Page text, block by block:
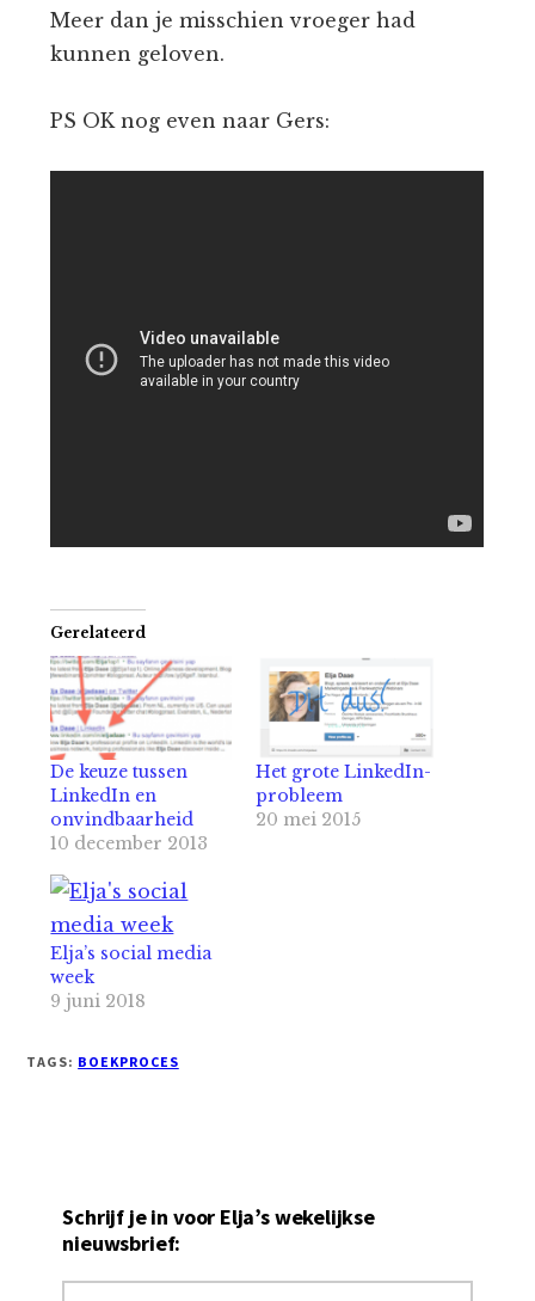
Meer dan je misschien vroeger had
kunnen geloven.
PS OK nog even naar Gers:
Gerelateerd
De keuze tussen
LinkedIn en
onvindbaarheid
10 december 2013
Het grote LinkedIn-
probleem
20 mei 2015
Elja’s social media
week
9 juni 2018
TAGS: BOEKPROCES
Schrijf je in voor Elja’s wekelijkse
nieuwsbrief: